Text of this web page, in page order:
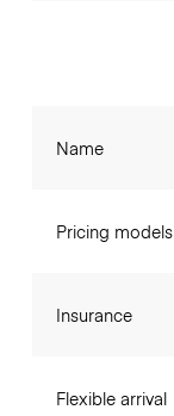
Name
Pricing models
Insurance
Flexible arrival